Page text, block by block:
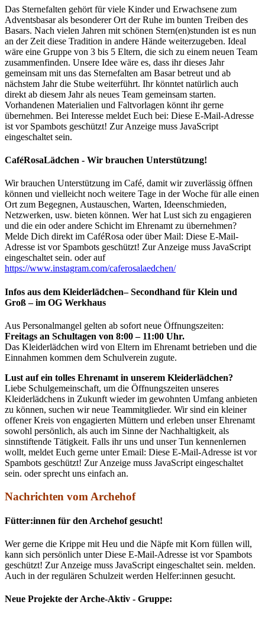
Das Sternefalten gehört für viele Kinder und Erwachsene zum
Adventsbasar als besonderer Ort der Ruhe im bunten Treiben des
Basars. Nach vielen Jahren mit schönen Stern(en)stunden ist es nun
an der Zeit diese Tradition in andere Hände weiterzugeben. Ideal
wäre eine Gruppe von 3 bis 5 Eltern, die sich zu einem neuen Team
zusammenfinden. Unsere Idee wäre es, dass ihr dieses Jahr
gemeinsam mit uns das Sternefalten am Basar betreut und ab
nächstem Jahr die Stube weiterführt. Ihr könntet natürlich auch
direkt ab diesem Jahr als neues Team gemeinsam starten.
Vorhandenen Materialien und Faltvorlagen könnt ihr gerne
übernehmen. Bei Interesse meldet Euch bei: Diese E-Mail-Adresse
ist vor Spambots geschützt! Zur Anzeige muss JavaScript
eingeschaltet sein.
CaféRosaLädchen - Wir brauchen Unterstützung!
Wir brauchen Unterstützung im Café, damit wir zuverlässig öffnen
können und vielleicht noch weitere Tage in der Woche für alle einen
Ort zum Begegnen, Austauschen, Warten, Ideenschmieden,
Netzwerken, usw. bieten können. Wer hat Lust sich zu engagieren
und die ein oder andere Schicht im Ehrenamt zu übernehmen?
Melde Dich direkt im CaféRosa oder über Mail: Diese E-Mail-
Adresse ist vor Spambots geschützt! Zur Anzeige muss JavaScript
eingeschaltet sein. oder auf
https://www.instagram.com/caferosalaedchen/
Infos aus dem Kleiderlädchen– Secondhand für Klein und
Groß – im OG Werkhaus
Aus Personalmangel gelten ab sofort neue Öffnungszeiten:
Freitags an Schultagen von 8:00 – 11:00 Uhr.
Das Kleiderlädchen wird von Eltern im Ehrenamt betrieben und die
Einnahmen kommen dem Schulverein zugute.
Lust auf ein tolles Ehrenamt in unserem Kleiderlädchen?
Liebe Schulgemeinschaft, um die Öffnungszeiten unseres
Kleiderlädchens in Zukunft wieder im gewohnten Umfang anbieten
zu können, suchen wir neue Teammitglieder. Wir sind ein kleiner
offener Kreis von engagierten Müttern und erleben unser Ehrenamt
sowohl persönlich, als auch im Sinne der Nachhaltigkeit, als
sinnstiftende Tätigkeit. Falls ihr uns und unser Tun kennenlernen
wollt, meldet Euch gerne unter Email: Diese E-Mail-Adresse ist vor
Spambots geschützt! Zur Anzeige muss JavaScript eingeschaltet
sein. oder sprecht uns einfach an.
Nachrichten vom Archehof
Fütter:innen für den Archehof gesucht!
Wer gerne die Krippe mit Heu und die Näpfe mit Korn füllen will,
kann sich persönlich unterDiese E-Mail-Adresse ist vor Spambots
geschützt! Zur Anzeige muss JavaScript eingeschaltet sein. melden.
Auch in der regulären Schulzeit werden Helfer:innen gesucht.
Neue Projekte der Arche-Aktiv - Gruppe: